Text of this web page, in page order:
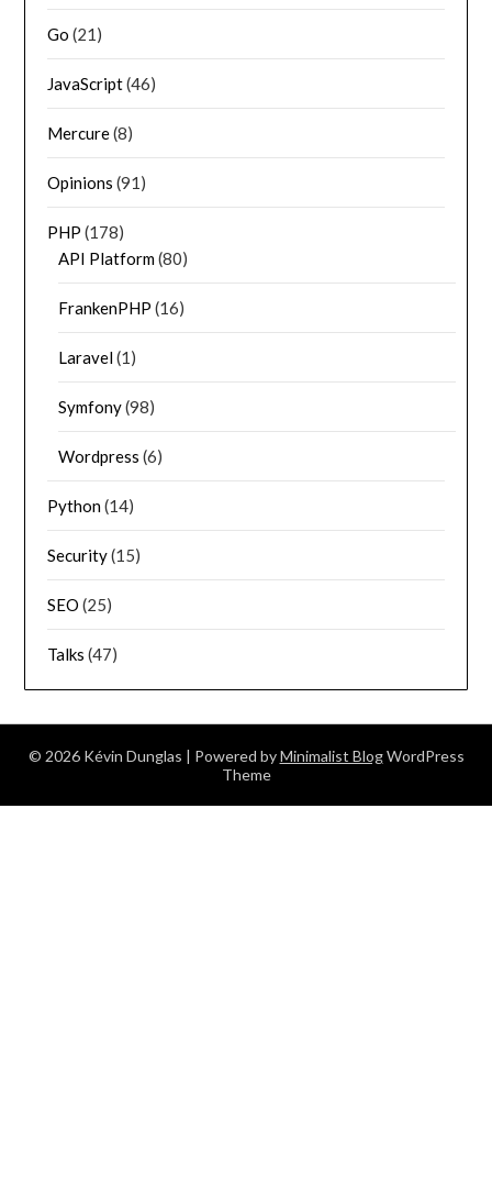
Go (21)
JavaScript(46)
Mercure(8)
Opinions (91)
PHP (178)
API Platform(80)
FrankenPHP (16)
Laravel(1)
Symfony(98)
Wordpress (6)
Python(14)
Security(15)
SEO (25)
Talks (47)
© 2026 Kévin Dunglas | Powered byMinimalist BlogWordPress
Theme